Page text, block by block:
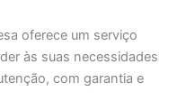
oferece um serviço
às suas necessidades
com garantia e